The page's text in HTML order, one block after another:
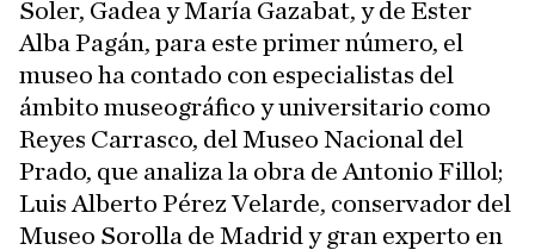
Soler, Gadea y María Gazabat, y de Ester
Alba Pagán, para este primer número, el
museo ha contado con especialistas del
ámbito museográfico y universitario como
Reyes Carrasco, del Museo Nacional del
Prado, que analiza la obra de Antonio Fillol;
Luis Alberto Pérez Velarde, conservador del
Museo Sorolla de Madrid y gran experto en